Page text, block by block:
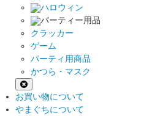
ハロウィン
パーティー用品
クラッカー
ゲーム
パーティ用商品
かつら・マスク
お買い物について
やまぐちについて